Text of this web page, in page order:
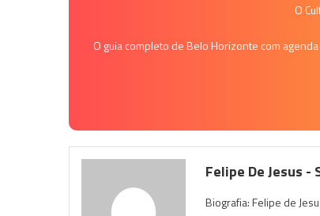
O
O guia completo de Belo Horizonte com
Felipe De Jesus
Biografia: Felipe de